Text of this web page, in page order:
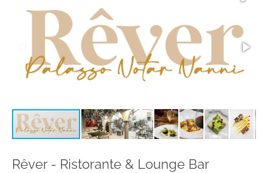
Rêver - Ristorante & Lounge Bar